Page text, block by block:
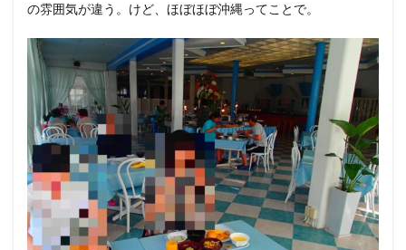
の雰囲気が違う。けど、ほぼほぼ沖縄ってことで。